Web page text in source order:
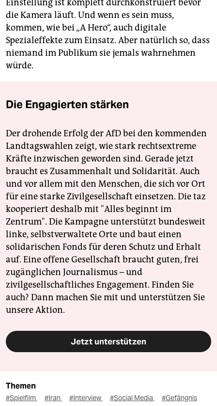
Einstellung ist komplett durchkonstruiert bevor
die Kamera läuft. Und wenn es sein muss,
kommen, wie bei „A Hero“, auch digitale
Spezialeffekte zum Einsatz. Aber natürlich so, dass
niemand im Publikum sie jemals wahrnehmen
würde.
Die Engagierten stärken
Der drohende Erfolg der AfD bei den kommenden
Landtagswahlen zeigt, wie stark rechtsextreme
Kräfte inzwischen geworden sind. Gerade jetzt
braucht es Zusammenhalt und Solidarität. Auch
und vor allem mit den Menschen, die sich vor Ort
für eine starke Zivilgesellschaft einsetzen. Die taz
kooperiert deshalb mit "Alles beginnt im
Zentrum". Die Kampagne unterstützt bundesweit
linke, selbstverwaltete Orte und baut einen
solidarischen Fonds für deren Schutz und Erhalt
auf. Eine offene Gesellschaft braucht guten, frei
zugänglichen Journalismus – und
zivilgesellschaftliches Engagement. Finden Sie
auch? Dann machen Sie mit und unterstützen Sie
unsere Aktion.
Jetzt unterstützen
Themen
#Spielfilm #Iran #Interview #Social Media
#Gefängnis